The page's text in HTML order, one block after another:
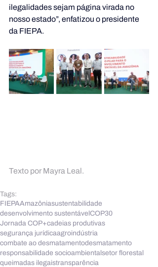
ilegalidades sejam página virada no
nosso estado”, enfatizou o presidente
da FIEPA.
Texto por Mayra Leal.
Tags:
FIEPAAmazôniasustentabilidade
desenvolvimento sustentável COP30
Jornada COP+cadeias produtivas
segurança jurídicaagroindústria
combate ao desmatamentodesmatamento
responsabilidade socioambiental setor florestal
queimadas ilegaistransparência